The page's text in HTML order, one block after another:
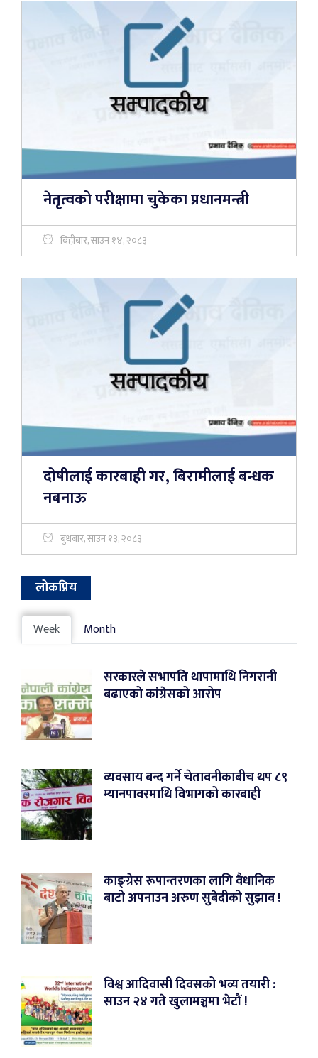
नेतृत्वको परीक्षामा चुकेका प्रधानमन्त्री
बिहीबार, साउन १४, २०८३
दोषीलाई कारबाही गर, बिरामीलाई बन्धक
नबनाऊ
बुधबार, साउन १३, २०८३
लोकप्रिय
Week Month
सरकारले सभापति थापामाथि निगरानी
बढाएको कांग्रेसको आरोप
व्यवसाय बन्द गर्ने चेतावनीकाबीच थप ८९
म्यानपावरमाथि विभागको कारबाही
काङ्ग्रेस रूपान्तरणका लागि वैधानिक
बाटो अपनाउन अरुण सुबेदीको सुझाव !
विश्व आदिवासी दिवसको भव्य तयारी :
साउन २४ गते खुलामञ्चमा भेटौं !